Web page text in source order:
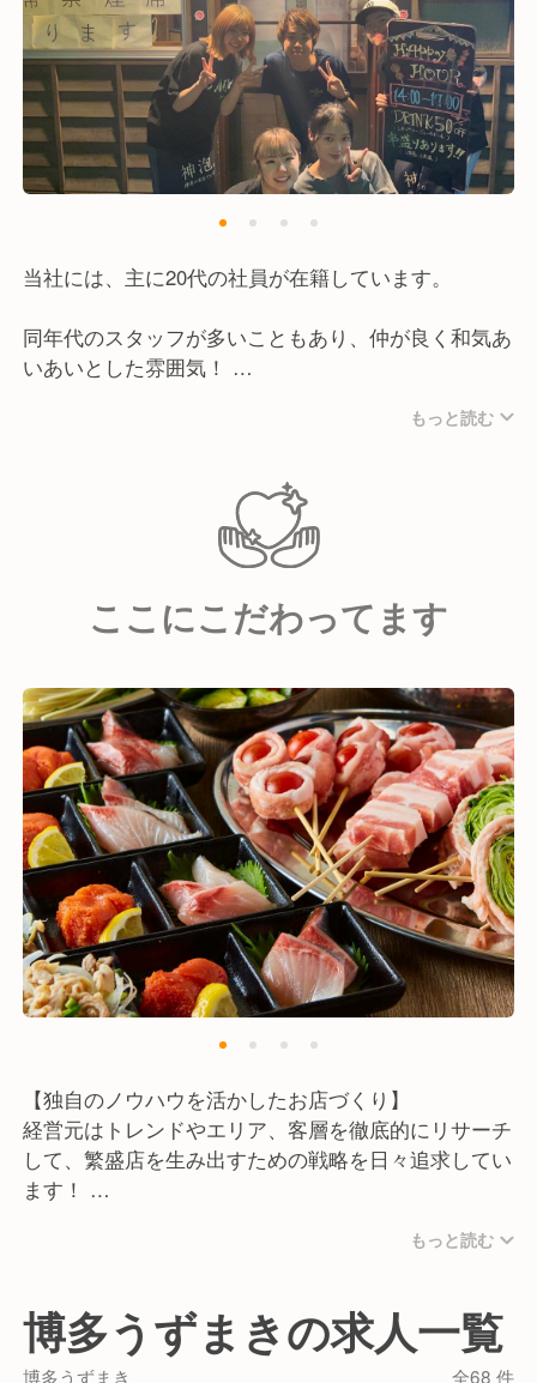
当社には、主に20代の社員が在籍しています。
同年代のスタッフが多いこともあり、仲が良く和気あ
いあいとした雰囲気！
ほとんどの社員が同業態出身で、前職も飲食業界の方
中にはアルバイトから入社し、その後正社員として活
躍している方も多くいます。
また、私たちはチームワークを重要視！
にしています。
そのため、馴染みやすい雰囲気の中で、分からないこ
とがあっても丁寧に教えますので、安心してください
ね！
＜こんな方は大歓迎です！＞
・責任感のある方
・自らの行動に責任を持てる方
・誠実で他人を尊重できる方
もっと読む
ここにこだわってます
【独自のノウハウを活かしたお店づくり】
経営元はトレンドやエリア、客層を徹底的にリサーチ
して、繁盛店を生み出すための戦略を日々追求してい
ます！
【当店ならではのメニュー展開】
うずまき名物の野菜巻き串は常に旬で新鮮な食材を使
用し、門外不出・唯一無二の味を届けています。
もっと読む
博多うずまきの求人一覧
博多うずまき 全68 件